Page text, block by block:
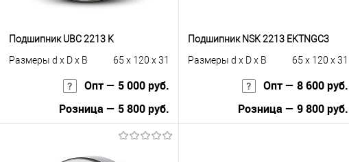
Подшипник UBC 2213 K
Размеры d x D x B
65 x 120 x 31
Опт — 5 000 руб.
Розница — 5 800 руб.
Подшипник NSK 2213 EKTNGC3
Размеры d x D x B
65 x 120 x 31
Опт — 8 600 руб.
Розница — 9 800 руб.